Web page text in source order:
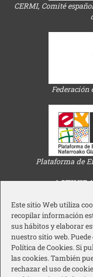
Este sitio Web utiliza
recopilar información
sus hábitos y elaborar
nuestro sitio web.
Política de Cookies. Si
las cookies. También
rechazar el uso de
CERMI, Comité
Federación
Plataforma de